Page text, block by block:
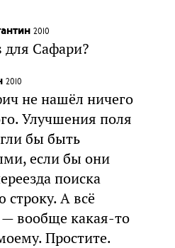
2010
для Сафари?
2010
не нашёл ничего
Улучшения поля
бы быть
если бы они
поиска
строку. А всё
— вообще какая-то
Простите.